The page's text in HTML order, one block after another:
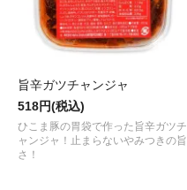
旨辛ガツチャンジャ
518円(税込)
ひこま豚の胃袋で作った旨辛ガツチ
ャンジャ！止まらないやみつきの旨
さ！